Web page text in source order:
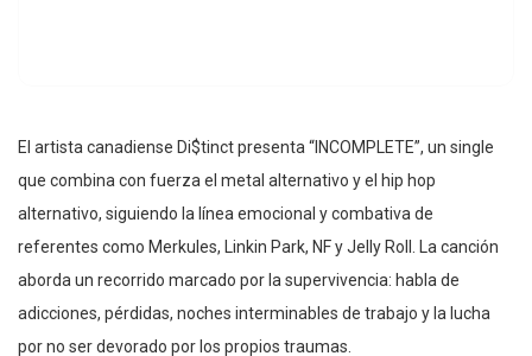
El artista canadiense Di$tinct presenta “INCOMPLETE”, un single
que combina con fuerza el metal alternativo y el hip hop
alternativo, siguiendo la línea emocional y combativa de
referentes como Merkules, Linkin Park, NF y Jelly Roll. La canción
aborda un recorrido marcado por la supervivencia: habla de
adicciones, pérdidas, noches interminables de trabajo y la lucha
por no ser devorado por los propios traumas.